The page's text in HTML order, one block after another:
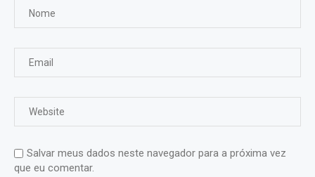
Salvar meus dados neste navegador para a próxima vez
que eu comentar.